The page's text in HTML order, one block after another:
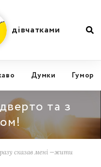
Думки Гумор
дівчатками
та з
сказав мені —жити